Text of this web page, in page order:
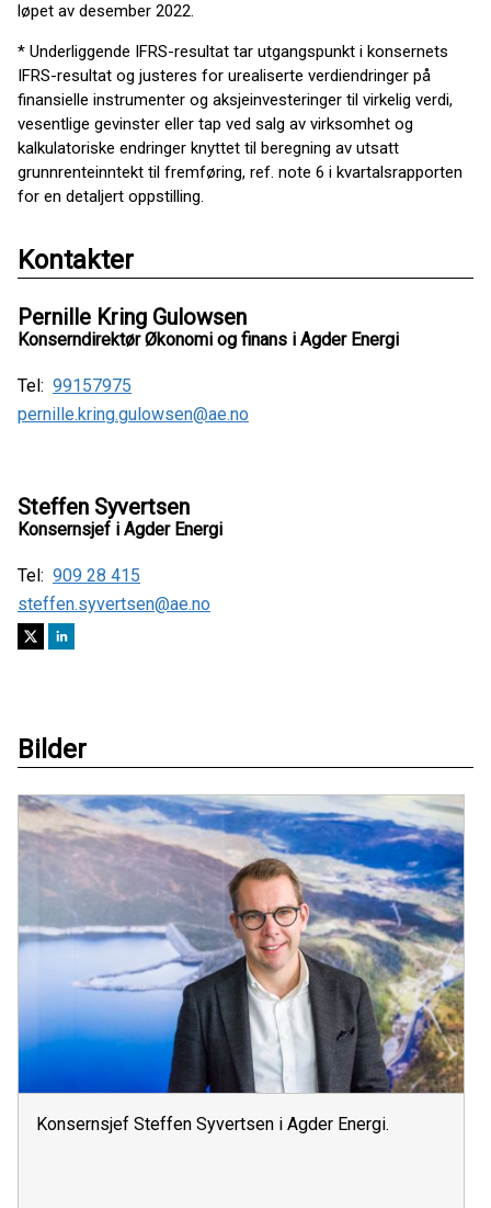
løpet av desember 2022.
* Underliggende IFRS-resultat tar utgangspunkt i konsernets
IFRS-resultat og justeres for urealiserte verdiendringer på
finansielle instrumenter og aksjeinvesteringer til virkelig verdi,
vesentlige gevinster eller tap ved salg av virksomhet og
kalkulatoriske endringer knyttet til beregning av utsatt
grunnrenteinntekt til fremføring, ref. note 6 i kvartalsrapporten
for en detaljert oppstilling.
Kontakter
Pernille Kring Gulowsen
Konserndirektør Økonomi og finans i Agder Energi
Tel: 99157975
pernille.kring.gulowsen@ae.no
Steffen Syvertsen
Konsernsjef i Agder Energi
Tel: 909 28 415
steffen.syvertsen@ae.no
Bilder
Konsernsjef Steffen Syvertsen i Agder Energi.